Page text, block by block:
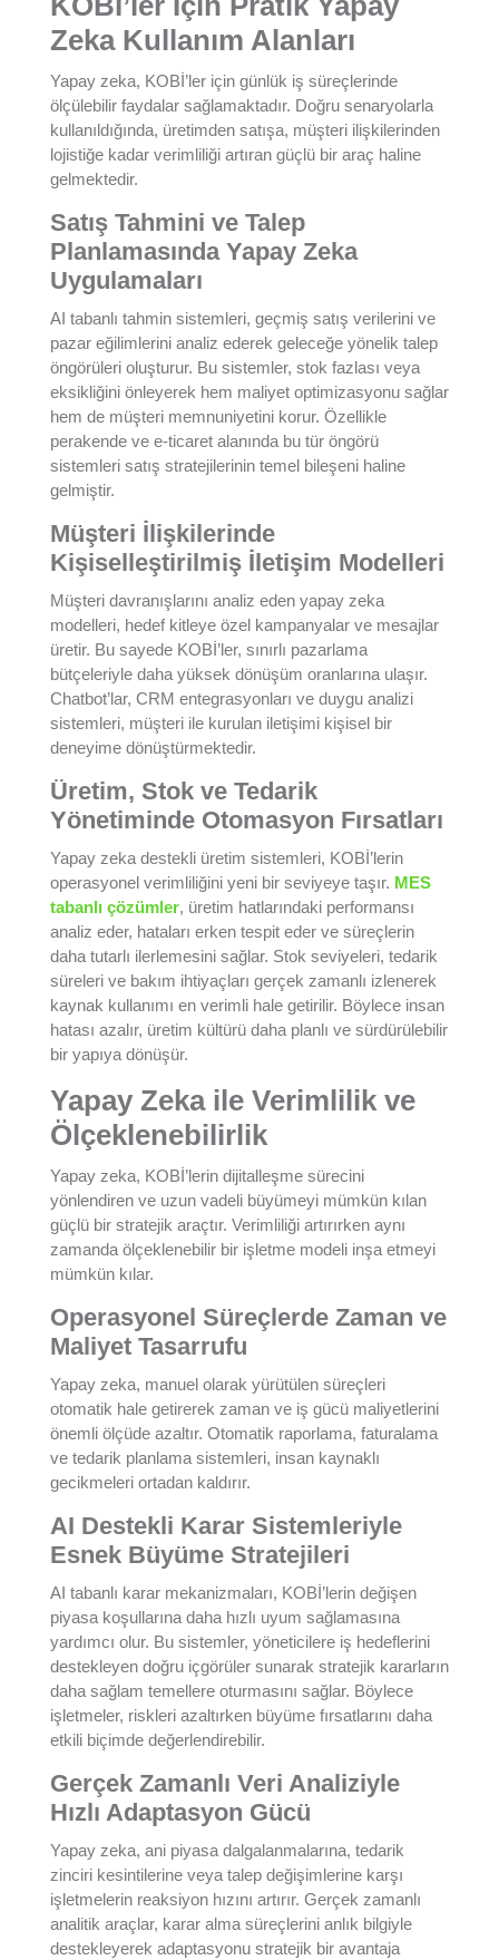
Zeka Kullanım Alanları
Yapay zeka, KOBİ’ler için günlük iş süreçlerinde
ölçülebilir faydalar sağlamaktadır. Doğru senaryolarla
kullanıldığında, üretimden satışa, müşteri ilişkilerinden
lojistiğe kadar verimliliği artıran güçlü bir araç haline
gelmektedir.
Satış Tahmini ve Talep
Planlamasında Yapay Zeka
Uygulamaları
AI tabanlı tahmin sistemleri, geçmiş satış verilerini ve
pazar eğilimlerini analiz ederek geleceğe yönelik talep
öngörüleri oluşturur. Bu sistemler, stok fazlası veya
eksikliğini önleyerek hem maliyet optimizasyonu sağlar
hem de müşteri memnuniyetini korur. Özellikle
perakende ve e-ticaret alanında bu tür öngörü
sistemleri satış stratejilerinin temel bileşeni haline
gelmiştir.
Müşteri İlişkilerinde
Kişiselleştirilmiş İletişim Modelleri
Müşteri davranışlarını analiz eden yapay zeka
modelleri, hedef kitleye özel kampanyalar ve mesajlar
üretir. Bu sayede KOBİ’ler, sınırlı pazarlama
bütçeleriyle daha yüksek dönüşüm oranlarına ulaşır.
Chatbot’lar, CRM entegrasyonları ve duygu analizi
sistemleri, müşteri ile kurulan iletişimi kişisel bir
deneyime dönüştürmektedir.
Üretim, Stok ve Tedarik
Yönetiminde Otomasyon Fırsatları
Yapay zeka destekli üretim sistemleri, KOBİ’lerin
operasyonel verimliliğini yeni bir seviyeye taşır. MES
tabanlı çözümler, üretim hatlarındaki performansı
analiz eder, hataları erken tespit eder ve süreçlerin
daha tutarlı ilerlemesini sağlar. Stok seviyeleri, tedarik
süreleri ve bakım ihtiyaçları gerçek zamanlı izlenerek
kaynak kullanımı en verimli hale getirilir. Böylece insan
hatası azalır, üretim kültürü daha planlı ve sürdürülebilir
bir yapıya dönüşür.
Yapay Zeka ile Verimlilik ve
Ölçeklenebilirlik
Yapay zeka, KOBİ’lerin dijitalleşme sürecini
yönlendiren ve uzun vadeli büyümeyi mümkün kılan
güçlü bir stratejik araçtır. Verimliliği artırırken aynı
zamanda ölçeklenebilir bir işletme modeli inşa etmeyi
mümkün kılar.
Operasyonel Süreçlerde Zaman ve
Maliyet Tasarrufu
Yapay zeka, manuel olarak yürütülen süreçleri
otomatik hale getirerek zaman ve iş gücü maliyetlerini
önemli ölçüde azaltır. Otomatik raporlama, faturalama
ve tedarik planlama sistemleri, insan kaynaklı
gecikmeleri ortadan kaldırır.
AI Destekli Karar Sistemleriyle
Esnek Büyüme Stratejileri
AI tabanlı karar mekanizmaları, KOBİ’lerin değişen
piyasa koşullarına daha hızlı uyum sağlamasına
yardımcı olur. Bu sistemler, yöneticilere iş hedeflerini
destekleyen doğru içgörüler sunarak stratejik kararların
daha sağlam temellere oturmasını sağlar. Böylece
işletmeler, riskleri azaltırken büyüme fırsatlarını daha
etkili biçimde değerlendirebilir.
Gerçek Zamanlı Veri Analiziyle
Hızlı Adaptasyon Gücü
Yapay zeka, ani piyasa dalgalanmalarına, tedarik
zinciri kesintilerine veya talep değişimlerine karşı
işletmelerin reaksiyon hızını artırır. Gerçek zamanlı
analitik araçlar, karar alma süreçlerini anlık bilgiyle
destekleyerek adaptasyonu stratejik bir avantaja